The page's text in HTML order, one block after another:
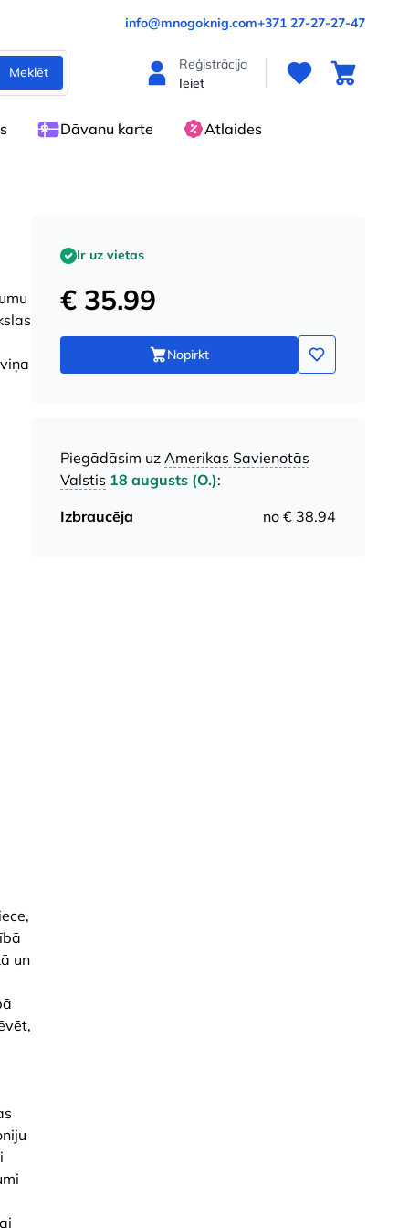
info@mnogoknig.com+371 27-27-27-47
Meklēt
Reģistrācija
Ieiet
Dāvanu karte Atlaides
un
Ir uz vietas
€ 35.99
Nopirkt
Piegādāsim uz Amerikas Savienotās
Valstis 18 augusts (O.):
Izbraucēja
no € 38.94